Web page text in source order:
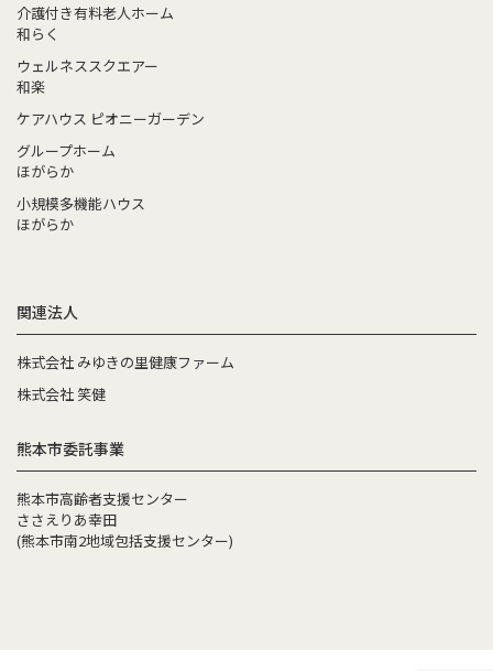
介護付き有料老人ホーム
和らく
ウェルネススクエアー
和楽
ケアハウス ピオニーガーデン
グループホーム
ほがらか
小規模多機能ハウス
ほがらか
関連法人
株式会社 みゆきの里健康ファーム
株式会社 笑健
熊本市委託事業
熊本市高齢者支援センター
ささえりあ幸田
(熊本市南2地域包括支援センター)